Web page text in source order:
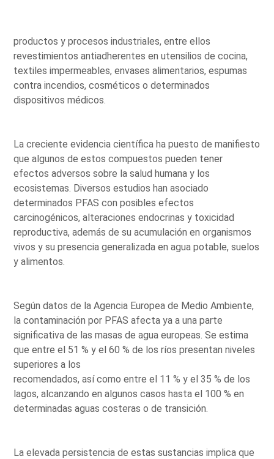
productos y procesos industriales, entre ellos
revestimientos antiadherentes en utensilios de cocina,
textiles impermeables, envases alimentarios, espumas
contra incendios, cosméticos o determinados
dispositivos médicos.
La creciente evidencia científica ha puesto de manifiesto
que algunos de estos compuestos pueden tener
efectos adversos sobre la salud humana y los
ecosistemas. Diversos estudios han asociado
determinados PFAS con posibles efectos
carcinogénicos, alteraciones endocrinas y toxicidad
reproductiva, además de su acumulación en organismos
vivos y su presencia generalizada en agua potable, suelos
y alimentos.
Según datos de la Agencia Europea de Medio Ambiente,
la contaminación por PFAS afecta ya a una parte
significativa de las masas de agua europeas. Se estima
que entre el 51 % y el 60 % de los ríos presentan niveles
superiores a los
recomendados, así como entre el 11 % y el 35 % de los
lagos, alcanzando en algunos casos hasta el 100 % en
determinadas aguas costeras o de transición.
La elevada persistencia de estas sustancias implica que